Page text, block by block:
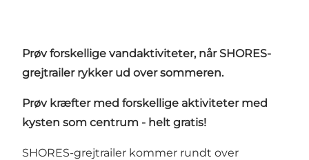
Prøv forskellige vandaktiviteter, når SHORES-
grejtrailer rykker ud over sommeren.
Prøv kræfter med forskellige aktiviteter med
kysten som centrum - helt gratis!
SHORES-grejtrailer kommer rundt over